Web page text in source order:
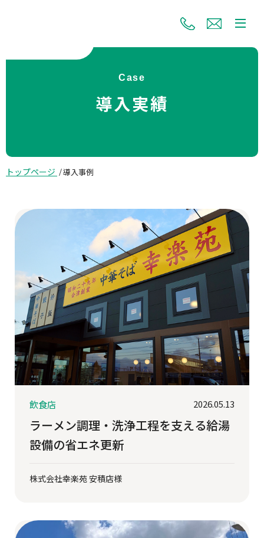
Case
導入実績
トップページ 導入事例
飲食店 2026.05.13
ラーメン調理・洗浄工程を支える給湯
設備の省エネ更新
株式会社幸楽苑 安積店様